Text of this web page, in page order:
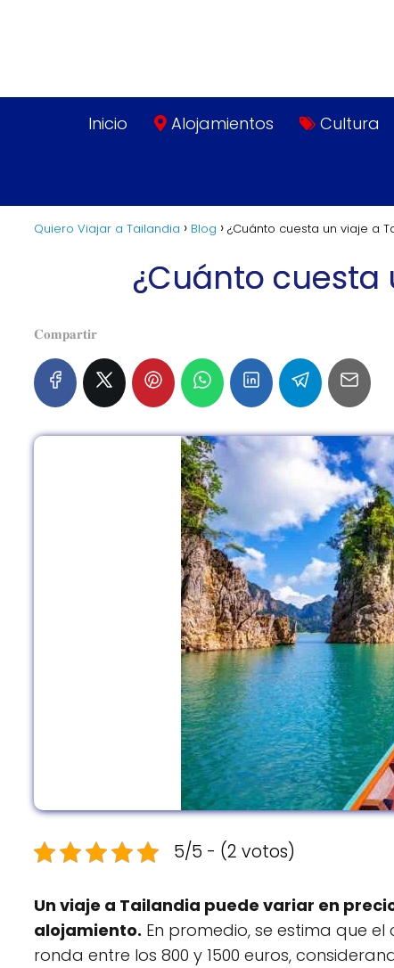
Inicio Alojamientos Cultura
Quiero Viajar a Tailandia Blog ¿Cuánto cuesta un viaje a
¿Cuánto cuesta
𝐂𝐨𝐦𝐩𝐚𝐫𝐭𝐢𝐫
5/5 - (2 votos)
Un viaje a Tailandia puede variar en
alojamiento. En promedio, se estima que
ronda entre los 800 y 1500 euros,